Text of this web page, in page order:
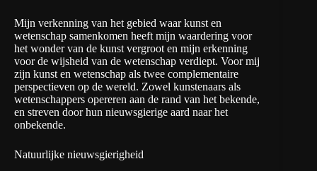
Mijn verkenning van het gebied waar kunst en
wetenschap samenkomen heeft mijn waardering voor
het wonder van de kunst vergroot en mijn erkenning
voor de wijsheid van de wetenschap verdiept. Voor mij
zijn kunst en wetenschap als twee complementaire
perspectieven op de wereld. Zowel kunstenaars als
wetenschappers opereren aan de rand van het bekende,
en streven door hun nieuwsgierige aard naar het
onbekende.
Natuurlijke nieuwsgierigheid